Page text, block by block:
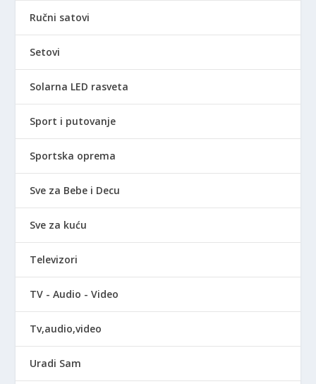
Ručni satovi
Setovi
Solarna LED rasveta
Sport i putovanje
Sportska oprema
Sve za Bebe i Decu
Sve za kuću
Televizori
TV - Audio - Video
Tv,audio,video
Uradi Sam